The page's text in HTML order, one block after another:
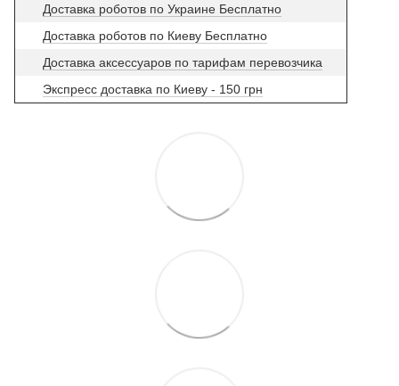
Доставка роботов по Украине Бесплатно
Доставка роботов по Киеву Бесплатно
Доставка аксессуаров по тарифам перевозчика
Экспресс доставка по Киеву - 150 грн